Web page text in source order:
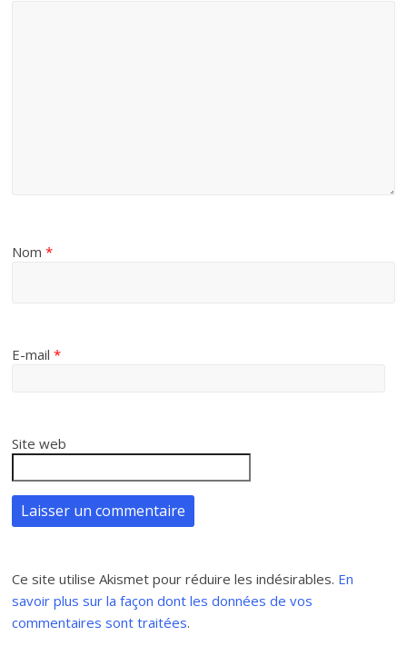
Nom*
E-mail*
Site web
Ce site utilise Akismet pour réduire les indésirables. En
savoir plus sur la façon dont les données de vos
commentaires sont traitées.